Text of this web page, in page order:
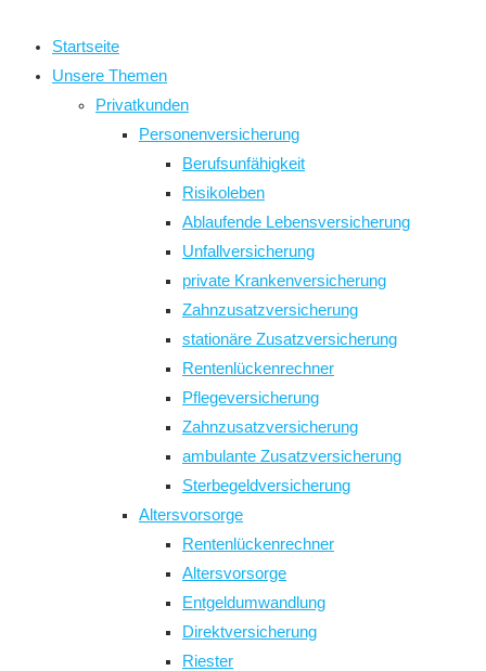
Startseite
Unsere Themen
Privatkunden
Personenversicherung
Berufsunfähigkeit
Risikoleben
Ablaufende Lebensversicherung
Unfallversicherung
private Krankenversicherung
Zahnzusatzversicherung
stationäre Zusatzversicherung
Rentenlückenrechner
Pflegeversicherung
Zahnzusatzversicherung
ambulante Zusatzversicherung
Sterbegeldversicherung
Altersvorsorge
Rentenlückenrechner
Altersvorsorge
Entgeldumwandlung
Direktversicherung
Riester